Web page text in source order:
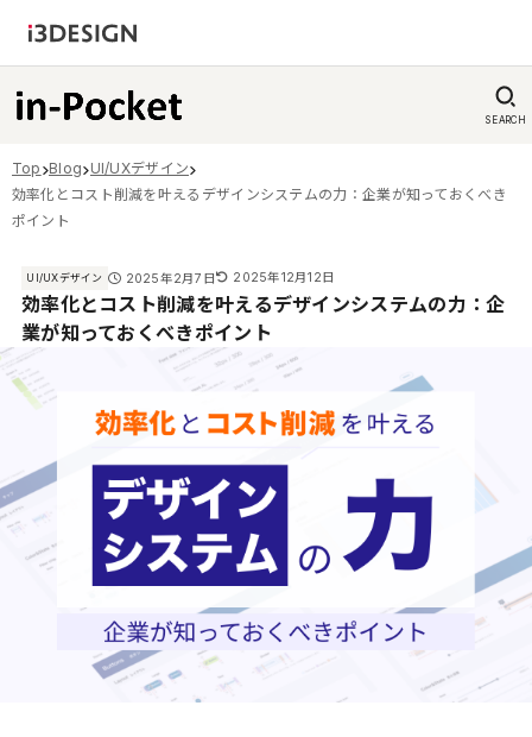
SEARCH
Top Blog UI/UXデザイン
効率化とコスト削減を叶えるデザインシステムの力：企業が知っておくべき
ポイント
UI/UXデザイン 2025年2月7日 2025年12月12日
効率化とコスト削減を叶えるデザインシステムの力：企
業が知っておくべきポイント